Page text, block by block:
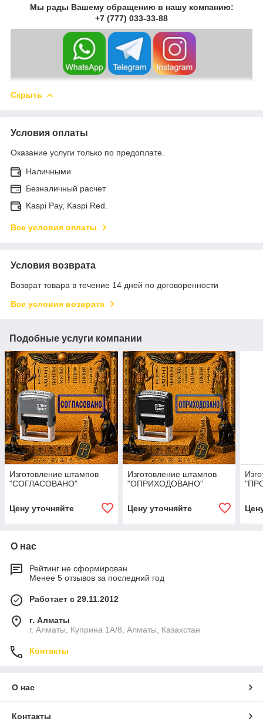
Мы рады Вашему обращению в нашу компанию:
+7 (777) 033-33-88
Скрыть
Условия оплаты
Оказание услуги только по предоплате.
Наличными
Безналичный расчет
Kaspi Pay, Kaspi Red.
Все условия оплаты
Условия возврата
Возврат товара в течение 14 дней по договоренности
Все условия возврата
Подобные услуги компании
Изготовление штампов
"СОГЛАСОВАНО"
Цену уточняйте
Изготовление штампов
"ОПРИХОДОВАНО"
Цену уточняйте
О нас
Рейтинг не сформирован
Менее 5 отзывов за последний год
Работает с 29.11.2012
г. Алматы
г. Алматы, Куприна 1А/8, Алматы, Казахстан
Контакты
О нас
Контакты